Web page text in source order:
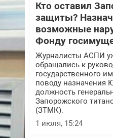
Кто оставил
защиты?
возможные
Фонду
Журналисты АСПИ
обращались к
государственного
поводу назначения
должность
Запорожского
(ЗТМК).
1 июля, 15:24